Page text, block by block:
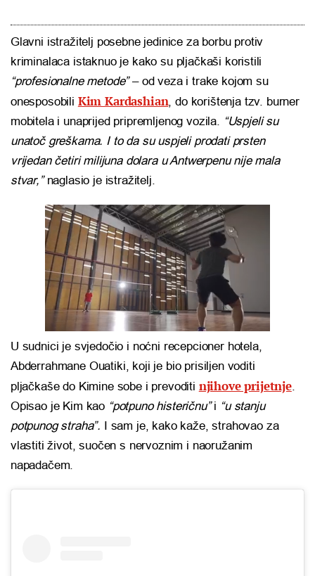
Glavni istražitelj posebne jedinice za borbu protiv
kriminalaca istaknuo je kako su pljačkaši koristili
“profesionalne metode”– od veza i trake kojom su
onesposobili Kim Kardashian , do korištenja tzv. burner
mobitela i unaprijed pripremljenog vozila.
“Uspjeli su
unatoč greškama. I to da su uspjeli prodati prsten
vrijedan četiri milijuna dolara u Antwerpenu nije mala
stvar,”naglasio je istražitelj.
U sudnici je svjedočio i noćni recepcioner hotela,
Abderrahmane Ouatiki, koji je bio prisiljen voditi
pljačkaše do Kimine sobe i prevoditi njihove prijetnje.
Opisao je Kim kao “potpuno histeričnu”i “u stanju
potpunog straha”. I sam je, kako kaže, strahovao za
vlastiti život, suočen s nervoznim i naoružanim
napadačem.